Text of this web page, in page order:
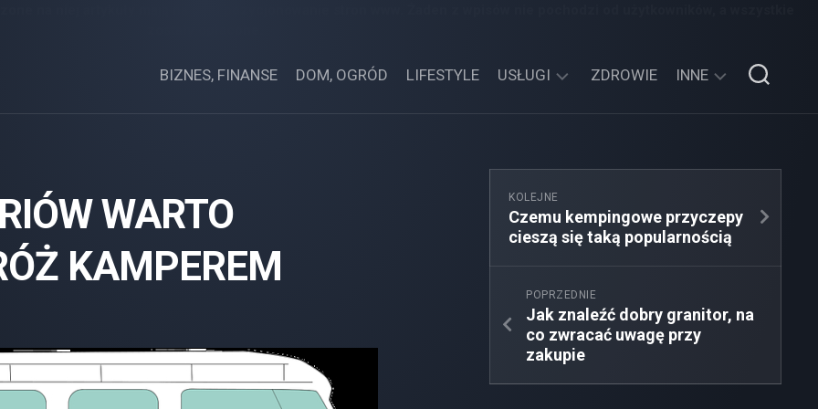
BIZNES, FINANSE DOM, OGRÓD LIFESTYLE USŁUGI ZDROWIE INNE
MOTORYZACJA,
WARTO
KAMPEREM
KOLEJNE
Czemu kempingowe przyczepy
cieszą się taką popularnością
POPRZEDNIE
Jak znaleźć dobry granitor, na
co zwracać uwagę przy
zakupie